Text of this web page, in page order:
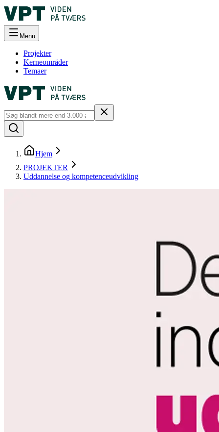
Menu
Projekter
Kerneområder
Temaer
Hjem
PROJEKTER
Uddannelse og kompetenceudvikling